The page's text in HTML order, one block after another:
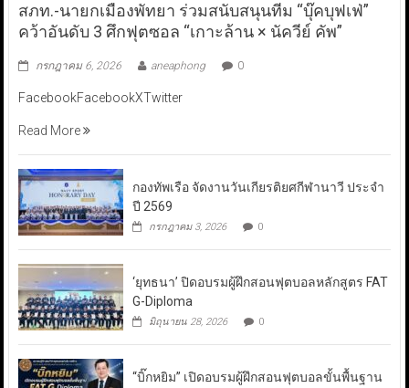
สภท.-นายกเมืองพัทยา ร่วมสนับสนุนทีม “บุ๊คบุฟเฟ่”
คว้าอันดับ 3 ศึกฟุตซอล “เกาะล้าน × นัควีย์ คัพ”
กรกฎาคม 6, 2026 aneaphong 0
FacebookFacebookXTwitter
Read More
กองทัพเรือ จัดงานวันเกียรติยศกีฬานาวี ประจำ
ปี 2569
กรกฎาคม 3, 2026 0
‘ยุทธนา’ ปิดอบรมผู้ฝึกสอนฟุตบอลหลักสูตร FAT
G-Diploma
มิถุนายน 28, 2026 0
“บิ๊กหยิม” เปิดอบรมผู้ฝึกสอนฟุตบอลขั้นพื้นฐาน